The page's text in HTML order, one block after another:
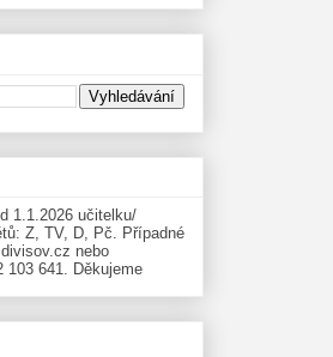
1.1.2026 učitelku/
Z, TV, D, Pč. Případné
nebo
103 641. Děkujeme